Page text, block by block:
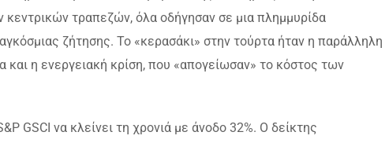
τραπεζών, όλα οδήγησαν σε μια πλημμυρίδα
ζήτησης. Το «κερασάκι» στην τούρτα ήταν η παράλληλη
και η ενεργειακή κρίση, που «απογείωσαν» το κόστος των
GSCI να κλείνει τη χρονιά με άνοδο 32%. Ο δείκτης